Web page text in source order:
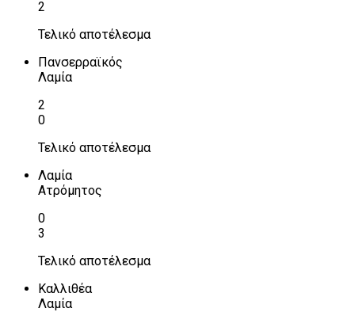
2
Τελικό αποτέλεσμα
Πανσερραϊκός
Λαμία
2
0
Τελικό αποτέλεσμα
Λαμία
Ατρόμητος
0
3
Τελικό αποτέλεσμα
Καλλιθέα
Λαμία